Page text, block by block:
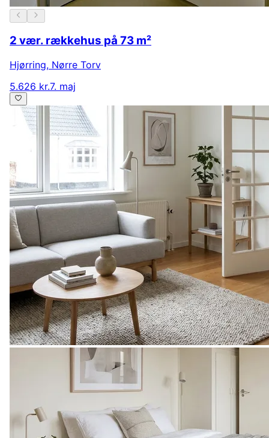
2 vær. rækkehus på 73 m²
Hjørring, Nørre Torv
5.626 kr.7. maj